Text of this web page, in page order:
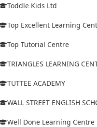
Toddle Kids Ltd
Top Excellent Learning
Top Tutorial Centre
TRIANGLES LEARNING
TUTTEE ACADEMY
WALL STREET ENGLISH
Well Done Learning Centre